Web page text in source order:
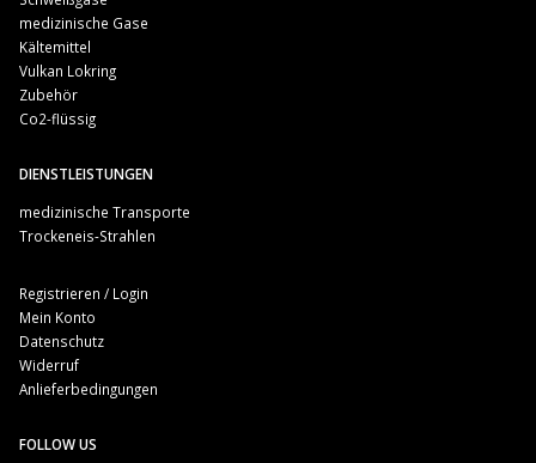
medizinische Gase
Kältemittel
Vulkan Lokring
Zubehör
Co2-flüssig
DIENSTLEISTUNGEN
medizinische Transporte
Trockeneis-Strahlen
Registrieren / Login
Mein Konto
Datenschutz
Widerruf
Anlieferbedingungen
FOLLOW US